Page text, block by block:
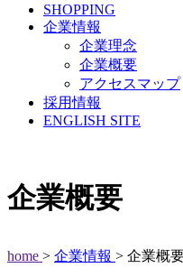
SHOPPING
企業情報
企業理念
企業概要
アクセスマップ
採用情報
ENGLISH SITE
企業概要
home > 企業情報 > 企業概